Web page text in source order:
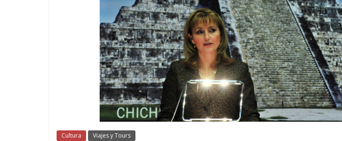
Cultura Viajes y Tours